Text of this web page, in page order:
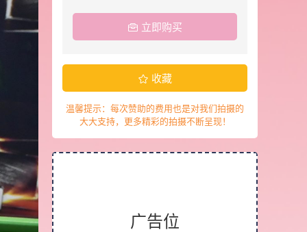
立即购买
收藏
温馨提示：每次赞助的费用也是对我们拍摄的
大大支持，更多精彩的拍摄不断呈现！
广告位